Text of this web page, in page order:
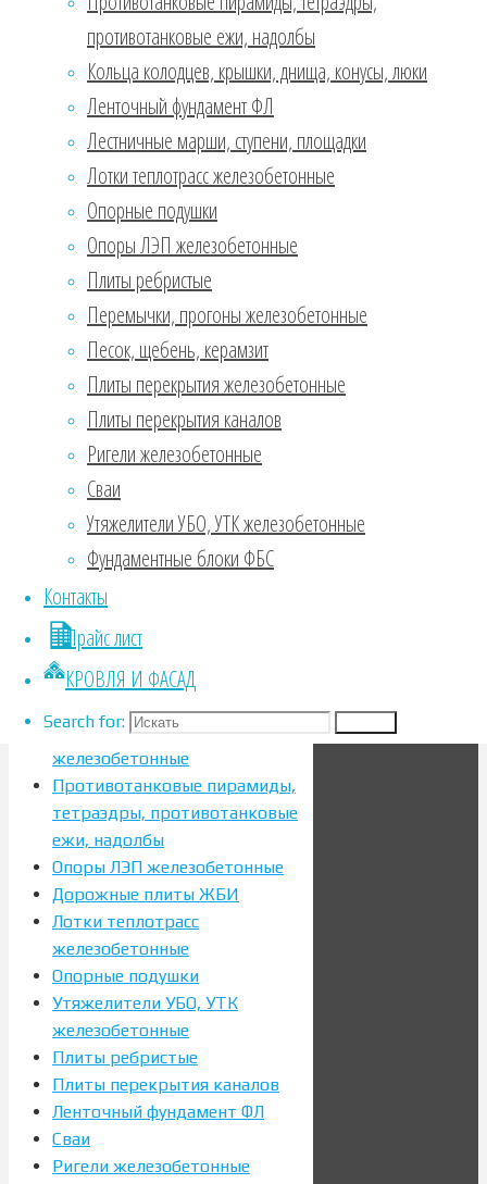
противотанковые ежи, надолбы
Кольца колодцев, крышки, днища, конусы, люки
Ленточный фундамент ФЛ
Лестничные марши, ступени, площадки
Лотки теплотрасс железобетонные
Опорные подушки
Опоры ЛЭП железобетонные
Плиты ребристые
Перемычки, прогоны железобетонные
Песок, щебень, керамзит
Плиты перекрытия железобетонные
Плиты перекрытия каналов
Ригели железобетонные
Сваи
Утяжелители УБО, УТК железобетонные
Фундаментные блоки ФБС
Контакты
Прайс лист
КРОВЛЯ И ФАСАД
Search for:
слоев сверху.
востребованы
и
используются
в том числе
для укладки
авто-
магистрального
дорожного
Дорожные
плиты –
высококачественные
важного в …
Продукция:
Бетон, пескобетон,
керамзитобетон в Орле
Кольца колодцев, крышки,
Плиты перекрытия
железобетонные
Противотанковые пирамиды,
тетраэдры, противотанковые
ежи, надолбы
Опоры ЛЭП железобетонные
Дорожные плиты ЖБИ
Лотки теплотрасс
железобетонные
Опорные подушки
Утяжелители УБО, УТК
железобетонные
Плиты ребристые
Плиты перекрытия каналов
Ленточный фундамент ФЛ
Сваи
Ригели железобетонные